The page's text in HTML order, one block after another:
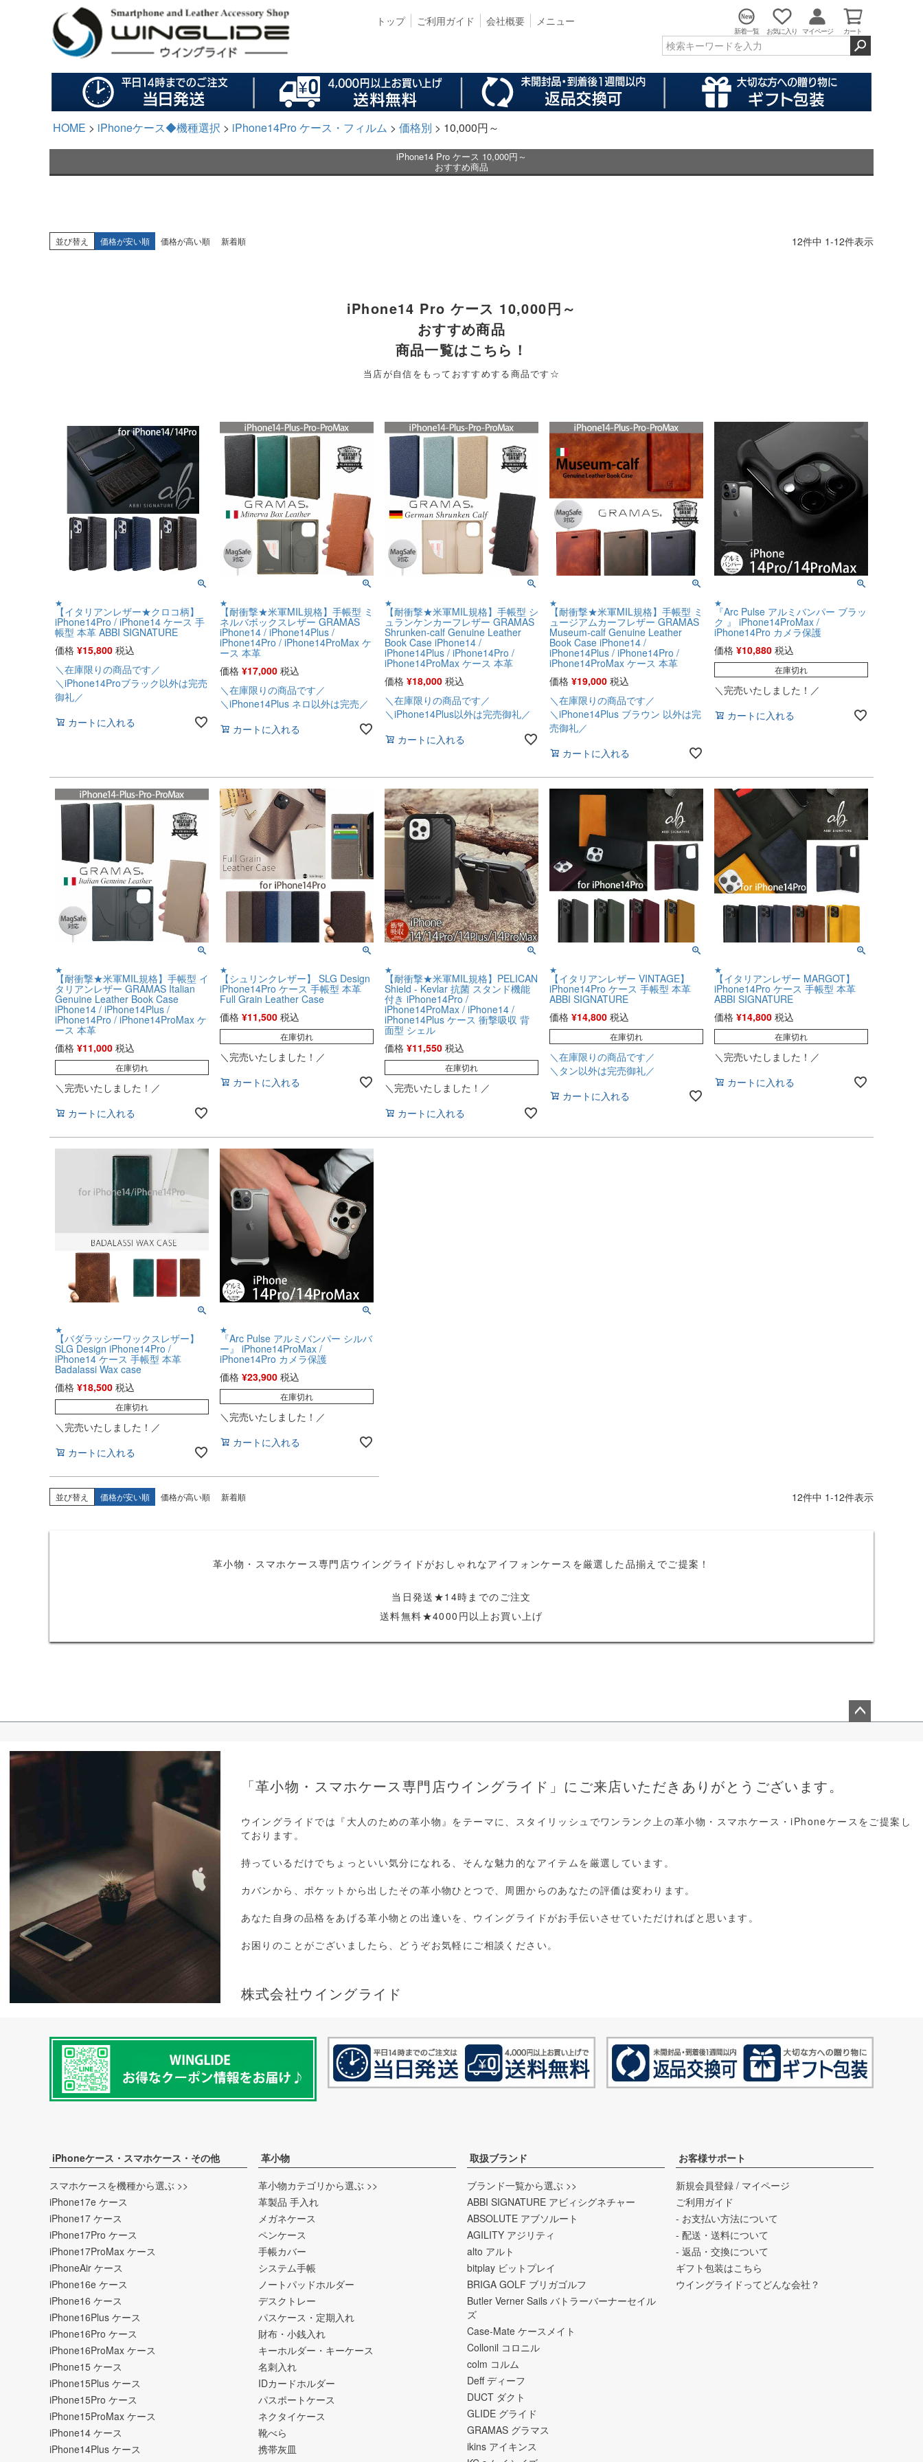
トップ ご利用ガイド 会社概要 メニュー
新着一覧 お気に入り マイページ カート
HOME iPhoneケース◆機種選択 iPhone14Pro ケース・フィルム 価格別 10,000円～
iPhone14 Pro ケース 10,000円～
おすすめ商品
並び替え 価格が安い順 価格が高い順 新着順 12件中 1-12件表示
iPhone14 Pro ケース 10,000円～
おすすめ商品
商品一覧はこちら！
当店が自信をもっておすすめする商品です☆
★
【イタリアンレザー★クロコ柄】
iPhone14Pro / iPhone14 ケース 手
帳型 本革 ABBI SIGNATURE
価格 ¥15,800 税込
＼在庫限りの商品です／
＼iPhone14Proブラック以外は完売
御礼／
カートに入れる
★
【耐衝撃★米軍MIL規格】手帳型 ミ
ネルバボックスレザー GRAMAS
iPhone14 / iPhone14Plus /
iPhone14Pro / iPhone14ProMax ケ
ース 本革
価格 ¥17,000 税込
＼在庫限りの商品です／
＼iPhone14Plus ネロ以外は完売／
カートに入れる
★
【耐衝撃★米軍MIL規格】手帳型 シ
ュランケンカーフレザー GRAMAS
Shrunken-calf Genuine Leather
Book Case iPhone14 /
iPhone14Plus / iPhone14Pro /
iPhone14ProMax ケース 本革
価格 ¥18,000 税込
＼在庫限りの商品です／
＼iPhone14Plus以外は完売御礼／
カートに入れる
★
【耐衝撃★米軍MIL規格】手帳型 ミ
ュージアムカーフレザー GRAMAS
Museum-calf Genuine Leather
Book Case iPhone14 /
iPhone14Plus / iPhone14Pro /
iPhone14ProMax ケース 本革
価格 ¥19,000 税込
＼在庫限りの商品です／
＼iPhone14Plus ブラウン 以外は完
売御礼／
カートに入れる
★
『Arc Pulse アルミバンパー ブラッ
ク 』 iPhone14ProMax /
iPhone14Pro カメラ保護
価格 ¥10,880 税込
在庫切れ
＼完売いたしました！／
カートに入れる
★
【耐衝撃★米軍MIL規格】手帳型 イ
タリアンレザー GRAMAS Italian
Genuine Leather Book Case
iPhone14 / iPhone14Plus /
iPhone14Pro / iPhone14ProMax ケ
ース 本革
価格 ¥11,000 税込
在庫切れ
＼完売いたしました！／
カートに入れる
★
【シュリンクレザー】 SLG Design
iPhone14Pro ケース 手帳型 本革
Full Grain Leather Case
価格 ¥11,500 税込
在庫切れ
＼完売いたしました！／
カートに入れる
★
【耐衝撃★米軍MIL規格】PELICAN
Shield - Kevlar 抗菌 スタンド機能
付き iPhone14Pro /
iPhone14ProMax / iPhone14 /
iPhone14Plus ケース 衝撃吸収 背
面型 シェル
価格 ¥11,550 税込
在庫切れ
＼完売いたしました！／
カートに入れる
★
【イタリアンレザー VINTAGE】
iPhone14Pro ケース 手帳型 本革
ABBI SIGNATURE
価格 ¥14,800 税込
在庫切れ
＼在庫限りの商品です／
＼タン以外は完売御礼／
カートに入れる
★
【イタリアンレザー MARGOT】
iPhone14Pro ケース 手帳型 本革
ABBI SIGNATURE
価格 ¥14,800 税込
在庫切れ
＼完売いたしました！／
カートに入れる
★
【バダラッシーワックスレザー】
SLG Design iPhone14Pro /
iPhone14 ケース 手帳型 本革
Badalassi Wax case
価格 ¥18,500 税込
在庫切れ
＼完売いたしました！／
カートに入れる
★
『Arc Pulse アルミバンパー シルバ
ー』 iPhone14ProMax /
iPhone14Pro カメラ保護
価格 ¥23,900 税込
在庫切れ
＼完売いたしました！／
カートに入れる
並び替え 価格が安い順 価格が高い順 新着順 12件中 1-12件表示
革小物・スマホケース専門店ウイングライドがおしゃれなアイフォンケースを厳選した品揃えでご提案！
当日発送★14時までのご注文
送料無料★4000円以上お買い上げ
「革小物・スマホケース専門店ウイングライド」にご来店いただきありがとうございます。
ウイングライドでは『大人のための革小物』をテーマに、スタイリッシュでワンランク上の革小物・スマホケース・iPhoneケースをご提案し
ております。
持っているだけでちょっといい気分になれる、そんな魅力的なアイテムを厳選しています。
カバンから、ポケットから出したその革小物ひとつで、周囲からのあなたの評価は変わります。
あなた自身の品格をあげる革小物との出逢いを、ウイングライドがお手伝いさせていただければと思います。
お困りのことがございましたら、どうぞお気軽にご相談ください。
株式会社ウイングライド
iPhoneケース・スマホケース・その他
スマホケースを機種から選ぶ >>
iPhone17e ケース
iPhone17 ケース
iPhone17Pro ケース
iPhone17ProMax ケース
iPhoneAir ケース
iPhone16e ケース
iPhone16 ケース
iPhone16Plus ケース
iPhone16Pro ケース
iPhone16ProMax ケース
iPhone15 ケース
iPhone15Plus ケース
iPhone15Pro ケース
iPhone15ProMax ケース
iPhone14 ケース
iPhone14Plus ケース
革小物
革小物カテゴリから選ぶ >>
革製品 手入れ
メガネケース
ペンケース
手帳カバー
システム手帳
ノートパッドホルダー
デスクトレー
パスケース・定期入れ
財布・小銭入れ
キーホルダー・キーケース
名刺入れ
IDカードホルダー
パスポートケース
ネクタイケース
靴べら
携帯灰皿
取扱ブランド
ブランド一覧から選ぶ >>
ABBI SIGNATURE アビィシグネチャー
ABSOLUTE アブソルート
AGILITY アジリティ
alto アルト
bitplay ビットプレイ
BRIGA GOLF ブリガゴルフ
Butler Verner Sails バトラーバーナーセイル
ズ
Case-Mate ケースメイト
Collonil コロニル
colm コルム
Deff ディーフ
DUCT ダクト
GLIDE グライド
GRAMAS グラマス
ikins アイキンス
お客様サポート
新規会員登録 / マイページ
ご利用ガイド
- お支払い方法について
- 配送・送料について
- 返品・交換について
ギフト包装はこちら
ウイングライドってどんな会社？